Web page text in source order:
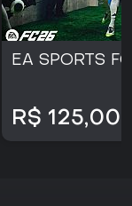
EA SPORTS
R$ 125,00